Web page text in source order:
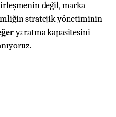
değil, marka
stratejik yönetiminin
yaratma kapasitesini